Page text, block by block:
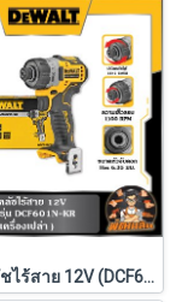
ไขควงคลัชไร้สาย 12V (DCF601N-KR) Dewalt (ตัวเปล่า)